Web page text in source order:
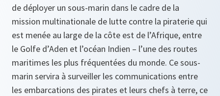
de déployer un sous-marin dans le cadre de la
mission multinationale de lutte contre la piraterie qui
est menée au large de la côte est de l’Afrique, entre
le Golfe d’Aden et l’océan Indien – l’une des routes
maritimes les plus fréquentées du monde. Ce sous-
marin servira à surveiller les communications entre
les embarcations des pirates et leurs chefs à terre, ce